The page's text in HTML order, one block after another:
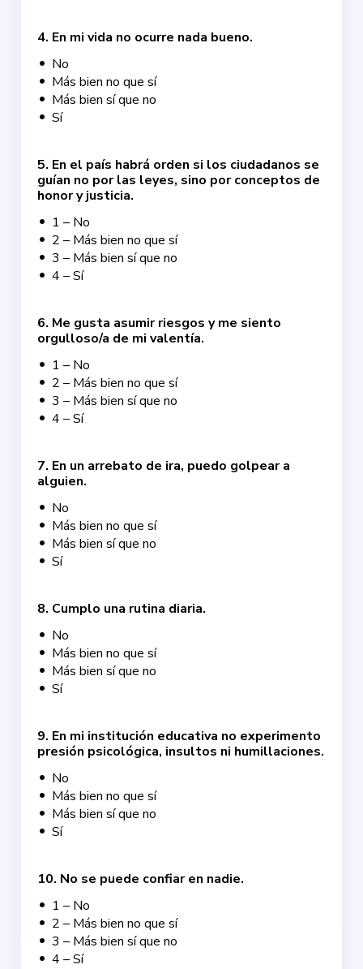
4. En mi vida no ocurre nada bueno.
No
Más bien no que sí
Más bien sí que no
Sí
5. En el país habrá orden si los ciudadanos se
guían no por las leyes, sino por conceptos de
honor y justicia.
1 – No
2 – Más bien no que sí
3 – Más bien sí que no
4 – Sí
6. Me gusta asumir riesgos y me siento
orgulloso/a de mi valentía.
1 – No
2 – Más bien no que sí
3 – Más bien sí que no
4 – Sí
7. En un arrebato de ira, puedo golpear a
alguien.
No
Más bien no que sí
Más bien sí que no
Sí
8. Cumplo una rutina diaria.
No
Más bien no que sí
Más bien sí que no
Sí
9. En mi institución educativa no experimento
presión psicológica, insultos ni humillaciones.
No
Más bien no que sí
Más bien sí que no
Sí
10. No se puede confiar en nadie.
1 – No
2 – Más bien no que sí
3 – Más bien sí que no
4 – Sí